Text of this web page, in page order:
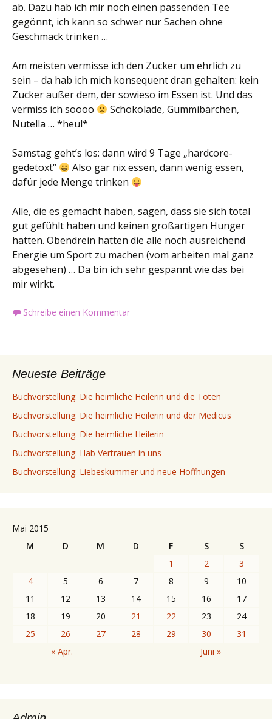
ab. Dazu hab ich mir noch einen passenden Tee
gegönnt, ich kann so schwer nur Sachen ohne
Geschmack trinken …
Am meisten vermisse ich den Zucker um ehrlich zu
sein – da hab ich mich konsequent dran gehalten: kein
Zucker außer dem, der sowieso im Essen ist. Und das
vermiss ich soooo
Schokolade, Gummibärchen,
Nutella … *heul*
Samstag geht’s los: dann wird 9 Tage „hardcore-
gedetoxt“
Also gar nix essen, dann wenig essen,
dafür jede Menge trinken
Alle, die es gemacht haben, sagen, dass sie sich total
gut gefühlt haben und keinen großartigen Hunger
hatten. Obendrein hatten die alle noch ausreichend
Energie um Sport zu machen (vom arbeiten mal ganz
abgesehen) … Da bin ich sehr gespannt wie das bei
mir wirkt.
Schreibe einen Kommentar
Neueste Beiträge
Buchvorstellung: Die heimliche Heilerin und die Toten
Buchvorstellung: Die heimliche Heilerin und der Medicus
Buchvorstellung: Die heimliche Heilerin
Buchvorstellung: Hab Vertrauen in uns
Buchvorstellung: Liebeskummer und neue Hoffnungen
Mai 2015
M
D M D F S
S
1
2
3
4
5 6 7 8 9
10
11
12 13 14 15 16
17
18
19 20 21 22 23
24
25
26 27 28 29 30
31
« Apr.
Juni »